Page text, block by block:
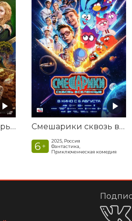
Последний богатырь. Колобок Смешарики сквозь вселенные
6 +
2025, Россия
Фантастика,
Приключенческая комедия